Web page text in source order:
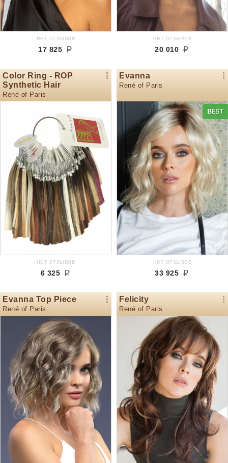
нет отзывов
17 825
нет отзывов
20 010
Color Ring - ROP
Synthetic Hair
René of Paris
нет отзывов
6 325
Evanna
René of Paris
нет отзывов
33 925
Evanna Top Piece
René of Paris
Felicity
René of Paris